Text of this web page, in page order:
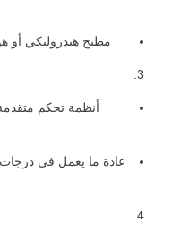
مطبخ هيدروليكي أو
أنظمة تحكم